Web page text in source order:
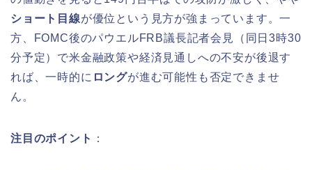
ショート目線が優位という見方が強まっています。一
方、FOMC後のパウエルFRB議長記者会見（同日3時30
分予定）で米金融政策や経済見通しへの不安が後退す
れば、一時的に ロングが進む可能性も否定できませ
ん。
注目のポイント ：